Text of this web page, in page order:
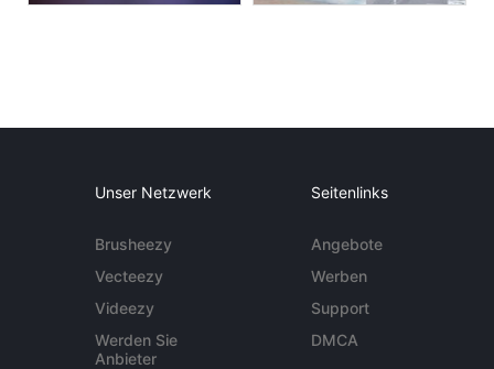
Unser Netzwerk
Brusheezy
Vecteezy
Videezy
Werden Sie
Anbieter
Seitenlinks
Angebote
Werben
Support
DMCA